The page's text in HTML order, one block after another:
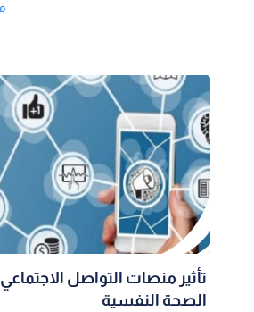
تأثير منصات التواصل
الصحة النفسية